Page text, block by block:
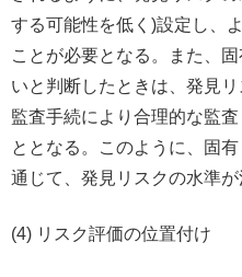
する可能性を低く)設定し、
ことが必要となる。また、
いと判断したときは、発見
監査手続により合理的な監
ととなる。このように、固
通じて、発見リスクの水準が
(4) リスク評価の位置付け